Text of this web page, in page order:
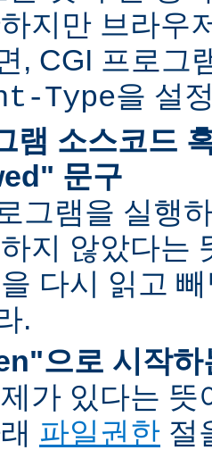
지만 브라우
, CGI 프로그
Type을 설
램 소스코드
문구
그램을 실행
지 않았다는
다시 읽고
.
으로 시작하
가 있다는
파일권한 절